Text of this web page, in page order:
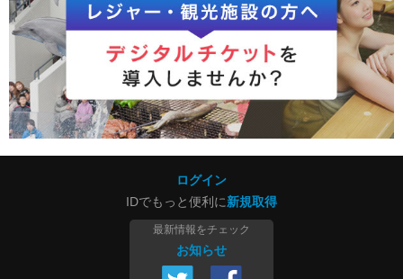
ログイン
IDでもっと便利に新規取得
最新情報をチェック
お知らせ